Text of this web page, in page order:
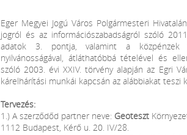
Eger Megyei Jogú Város Polgármesteri
jogról és az információszabadságról szóló
adatok 3. pontja, valamint a közpénzek
nyilvánosságával, átláthatóbbá tételével és
szóló 2003. évi XXIV. törvény alapján az Egri
kárelhárítási munkái kapcsán az alábbiakat teszi
Tervezés:
1.) A szerződőd partner neve: Geoteszt
1112 Budapest, Kérő u. 20. IV/28.